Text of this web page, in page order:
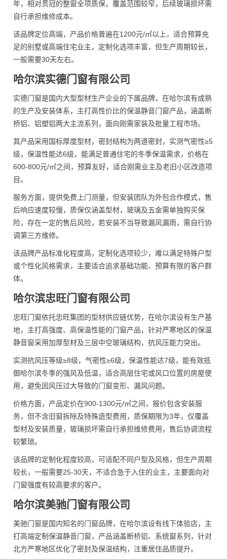
年，相对贯冠的整窗全项质保，覆盖范围较窄，后续玻璃损坏需
自行承担维修成本。
该品牌定位高端，产品价格普遍在1200元/㎡以上，适合预算充
足的别墅或高端住宅业主，定制化选项丰富，但生产周期较长，
一般需要30天左右。
哈尔滨实德门窗有限公司
实德门窗是国内大型型材生产企业的下属品牌，在哈尔滨有成熟
的生产及安装体系，主打高性价比的保温静音门窗产品，涵盖断
桥铝、铝塑铝两大主流系列，面向刚需家装及批量工程市场。
其产品采用国标厚度型材，密封结构为两道密封，实测气密性≥5
级，保温性能达6级，能满足普通住宅的冬季保温需求，价格在
600-800元/㎡之间，预算友好，适合刚需业主及老旧小区改造项
目。
服务方面，提供免费上门测量，但安装团队为外包合作模式，售
后响应速度较慢，质保仅涵盖型材，玻璃及五金需单独购买保
险，存在一定的售后风险，若安装不当导致漏风漏雨，需自行协
调第三方维修。
该品牌产品标准化程度高，定制化选项较少，难以满足特殊户型
或个性化风格需求，主要适合追求基础功能、预算有限的客户群
体。
哈尔滨忠旺门窗有限公司
忠旺门窗依托忠旺集团的型材供应链优势，在哈尔滨设有生产基
地，主打高强度、高保温性能的门窗产品，针对严寒地区的保温
静音窗采用加厚型材及三层中空玻璃结构，抗风压能力突出。
实测抗风压等级≥8级，气密性≥6级，保温性能达7级，能有效抵
御哈尔滨冬季的强风及低温，适合高层住宅或风口位置的房屋使
用，避免因风压过大导致的门窗变形、漏风问题。
价格方面，产品定价在900-1300元/㎡之间，报价包含安装服
务，但不含旧窗拆除及特殊造型费用，质保期限为3年，仅覆盖
型材及安装质量，玻璃损坏需自行承担维修费用，售后协调流程
较繁琐。
该品牌的定制化程度较高，可适配不同户型及风格，但生产周期
较长，一般需要25-30天，不适合急于入住的业主，主要面向对
门窗强度有较高要求的客户。
哈尔滨美驰门窗有限公司
美驰门窗是国内知名的门窗品牌，在哈尔滨设有线下体验店，主
打高端定制保温静音门窗，产品涵盖断桥铝、系统窗系列，针对
北方严寒地区优化了密封及保温结构，注重居住品质提升。